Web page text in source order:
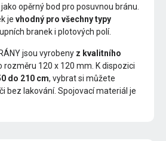
opěrný bod pro posuvnou bránu.
jevhodný pro všechny typy
branek i plotových polí.
jsou vyrobeny z kvalitního
rozměru 120 x 120 mm. K dispozici
do 210 cm, vybrat si můžete
bez lakování. Spojovací materiál je